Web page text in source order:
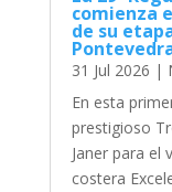
comienza
de su
31 Jul 2026 |
En esta
prestigioso
Janer para el
costera